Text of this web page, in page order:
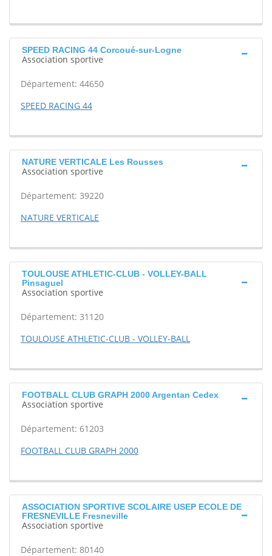
SPEED RACING 44 Corcoué-sur-Logne
Association sportive
Département: 44650
SPEED RACING 44
NATURE VERTICALE Les Rousses
Association sportive
Département: 39220
NATURE VERTICALE
TOULOUSE ATHLETIC-CLUB - VOLLEY-BALL
Pinsaguel
Association sportive
Département: 31120
TOULOUSE ATHLETIC-CLUB - VOLLEY-BALL
FOOTBALL CLUB GRAPH 2000 Argentan Cedex
Association sportive
Département: 61203
FOOTBALL CLUB GRAPH 2000
ASSOCIATION SPORTIVE SCOLAIRE USEP ECOLE DE
FRESNEVILLE Fresneville
Association sportive
Département: 80140